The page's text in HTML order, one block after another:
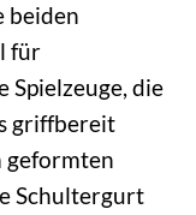
beiden
für
Spielzeuge, die
griffbereit
geformten
Schultergurt